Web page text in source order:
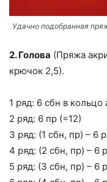
Удачно подобранная
2. Голова (Пряжа
крючок 2,5).
1 ряд: 6 сбн в
2 ряд: 6 пр (=12)
3 ряд: (1 сбн, пр) – 6
4 ряд: (2 сбн, пр) – 6
5 ряд: (3 сбн, пр) – 6